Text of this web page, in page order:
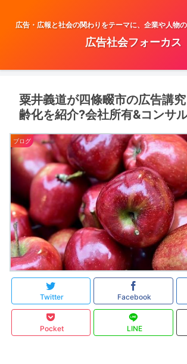
広告・広報と社会の関わりをテーマに、企業や人物の
広告社会フォーカス
粟井義道が四條畷市の広告講
齢化を紹介?会社所有&コンサ
ブログ
Twitter Facebook
Pocket LINE